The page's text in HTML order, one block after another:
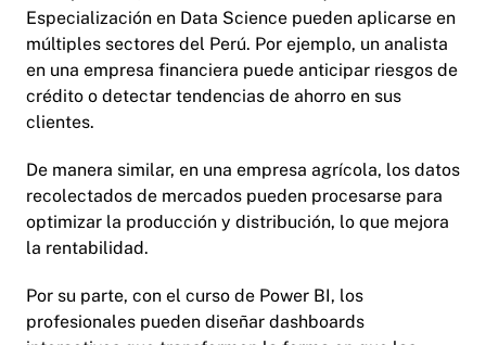
Especialización en Data Science pueden aplicarse en
múltiples sectores del Perú. Por ejemplo, un analista
en una empresa financiera puede anticipar riesgos de
crédito o detectar tendencias de ahorro en sus
clientes.
De manera similar, en una empresa agrícola, los datos
recolectados de mercados pueden procesarse para
optimizar la producción y distribución, lo que mejora
la rentabilidad.
Por su parte, con el curso de Power BI, los
profesionales pueden diseñar dashboards